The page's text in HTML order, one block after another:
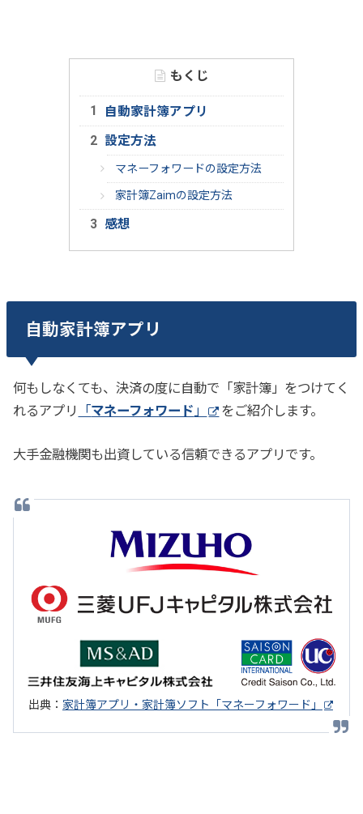
もくじ
自動家計簿アプリ
設定方法
マネーフォワードの設定方法
家計簿Zaimの設定方法
感想
自動家計簿アプリ
何もしなくても、決済の度に自動で「家計簿」をつけてく
れるアプリ
「マネーフォワード」 をご紹介します。
大手金融機関も出資している信頼できるアプリです。
出典： 家計簿アプリ・家計簿ソフト「マネーフォワード」